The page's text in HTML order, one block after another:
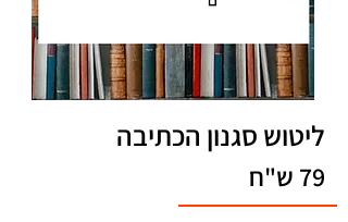
ליטוש סגנון הכתיבה
79 ש"ח